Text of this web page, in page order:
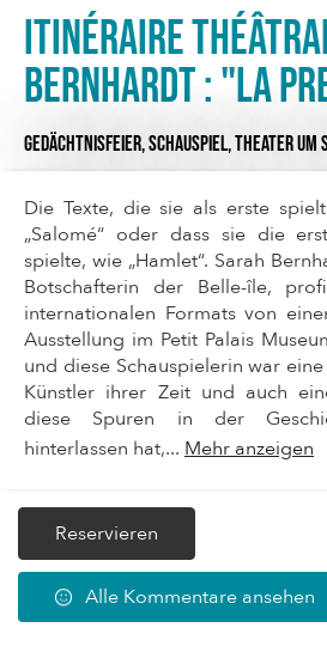
Itinéraire
Bernhardt : "La
GEDÄCHTNISFEIER,SCHAUSPIEL,THEATERUM
Die Texte, die sie als erste
„Salomé“ oder dass sie die
spielte, wie „Hamlet“. Sarah
Botschafterin der Belle-île,
internationalen Formats von
Ausstellung im Petit Palais
und diese Schauspielerin war
Künstler ihrer Zeit und auch
diese Spuren in der
hinterlassen hat,... Mehr anzeigen
Reservieren
Alle Kommentare ansehen